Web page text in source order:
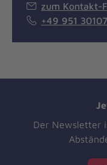
zum Kontakt-
+49 951
Der Newsletter